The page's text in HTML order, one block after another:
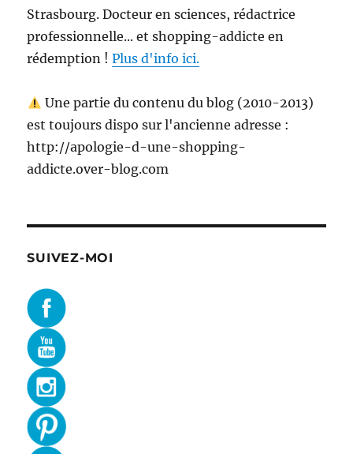
Strasbourg. Docteur en sciences, rédactrice
professionnelle... et shopping-addicte en
rédemption !Plus d'info ici.
Une partie du contenu du blog (2010-2013)
est toujours dispo sur l'ancienne adresse :
http://apologie-d-une-shopping-
addicte.over-blog.com
SUIVEZ-MOI